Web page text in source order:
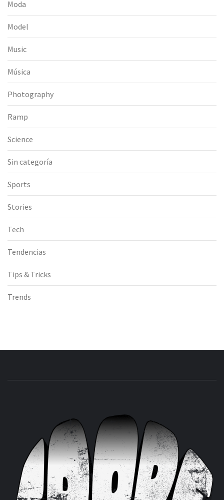
Moda
Model
Music
Música
Photography
Ramp
Science
Sin categoría
Sports
Stories
Tech
Tendencias
Tips & Tricks
Trends